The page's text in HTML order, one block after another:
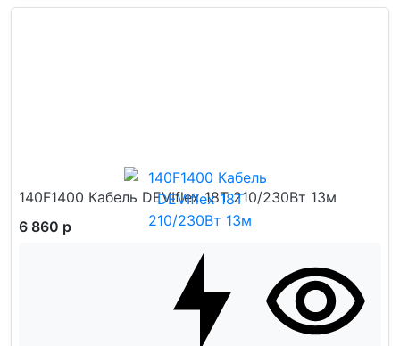
140F1400 Кабель DEVIflex 18T 210/230Вт 13м
6 860 р